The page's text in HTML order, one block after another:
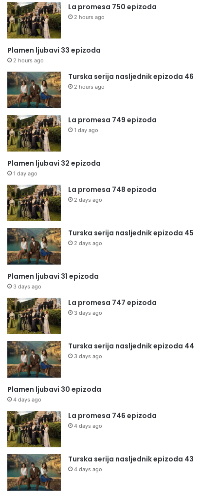
La promesa 750 epizoda
2 hours ago
Plamen ljubavi 33 epizoda
2 hours ago
Turska serija nasljednik epizoda 46
2 hours ago
La promesa 749 epizoda
1 day ago
Plamen ljubavi 32 epizoda
1 day ago
La promesa 748 epizoda
2 days ago
Turska serija nasljednik epizoda 45
2 days ago
Plamen ljubavi 31 epizoda
3 days ago
La promesa 747 epizoda
3 days ago
Turska serija nasljednik epizoda 44
3 days ago
Plamen ljubavi 30 epizoda
4 days ago
La promesa 746 epizoda
4 days ago
Turska serija nasljednik epizoda 43
4 days ago